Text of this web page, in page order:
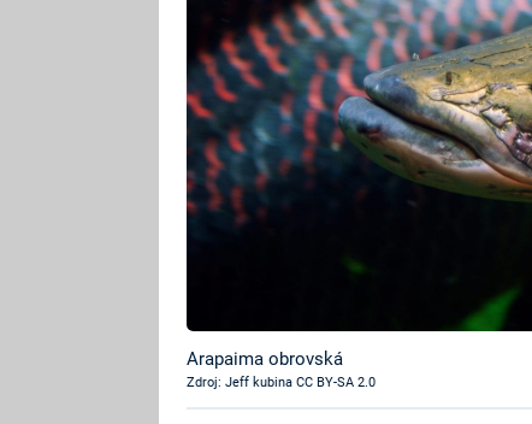
Arapaima obrovská
Zdroj: Jeff kubina CC BY-SA 2.0